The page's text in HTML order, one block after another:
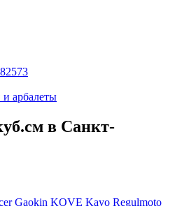
в Санкт-
Gaokin KOVE Kayo Regulmoto